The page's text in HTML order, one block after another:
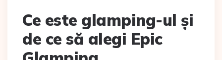
Ce este glamping-ul și
de ce să alegi Epic